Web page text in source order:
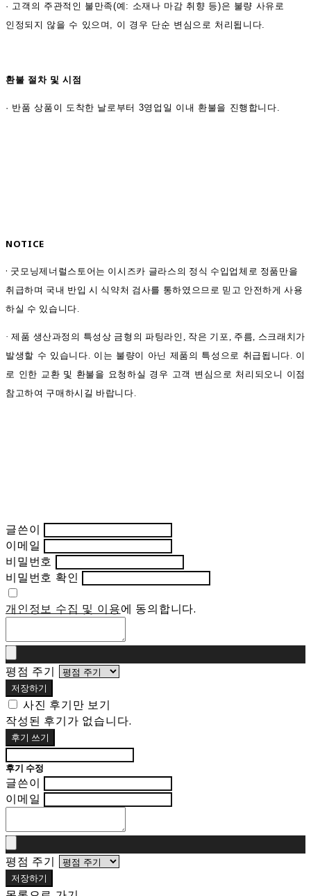
· 고객의 주관적인 불만족(예: 소재나 마감 취향 등)은 불량 사유로
인정되지 않을 수 있으며, 이 경우 단순 변심으로 처리됩니다.
환불 절차 및 시점
· 반품 상품이 도착한 날로부터 3영업일 이내 환불을 진행합니다.
NOTICE
· 굿모닝제너럴스토어는 이시즈카 글라스의 정식 수입업체로 정품만을
취급하며 국내 반입 시 식약처 검사를 통하였으므로 믿고 안전하게 사용
하실 수 있습니다.
· 제품 생산과정의 특성상 금형의 파팅라인, 작은 기포, 주름, 스크래치가
발생할 수 있습니다. 이는 불량이 아닌 제품의 특성으로 취급됩니다. 이
로 인한 교환 및 환불을 요청하실 경우 고객 변심으로 처리되오니 이점
참고하여 구매하시길 바랍니다.
글쓴이
이메일
비밀번호
비밀번호 확인
개인정보 수집 및 이용에 동의합니다.
평점 주기
저장하기
사진 후기만 보기
작성된 후기가 없습니다.
후기 쓰기
후기 수정
글쓴이
이메일
평점 주기
저장하기